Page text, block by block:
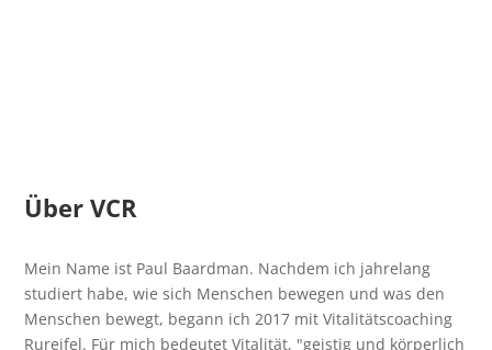
Über VCR
Mein Name ist Paul Baardman. Nachdem ich jahrelang
studiert habe, wie sich Menschen bewegen und was den
Menschen bewegt, begann ich 2017 mit Vitalitätscoaching
Rureifel. Für mich bedeutet Vitalität, "geistig und körperlich